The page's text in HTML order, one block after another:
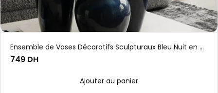
Ensemble de Vases Décoratifs Sculpturaux Bleu Nuit en Céramique
749 DH